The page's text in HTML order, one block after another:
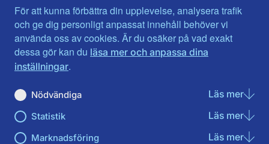
För att kunna förbättra din upplevelse, analysera trafik
och ge dig personligt anpassat innehåll behöver vi
använda oss av cookies. Är du osäker på vad exakt
dessa gör kan du läsa mer och anpassa dina
inställningar.
Nödvändiga Läs merom
Statistik Läs merom
Marknadsföring Läs merom
Jämtlands län
Jönköpings län
Kalmar län
Kronobergs län
Norrbotten
Skåne län
Västra Götaland
Västernorrland
Västmanland
Örebro län
Östergötland
Du hittar oss här på sociala medier
Facebook
Instagram